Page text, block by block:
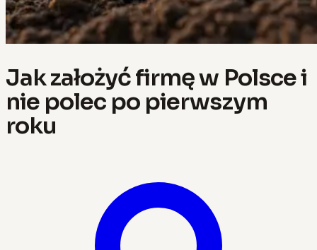
Jak założyć firmę w Polsce i
nie polec po pierwszym
roku